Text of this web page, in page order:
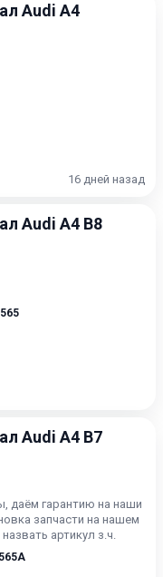
Audi A4
16 дней назад
Audi A4 B8
Audi A4 B7
даём гарантию на наши
запчасти на нашем
артикул з.ч.